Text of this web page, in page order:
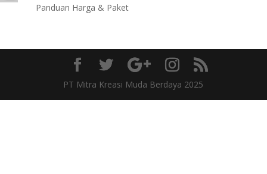
Panduan Harga & Paket
PT Mitra Kreasi Muda Berdaya 2025